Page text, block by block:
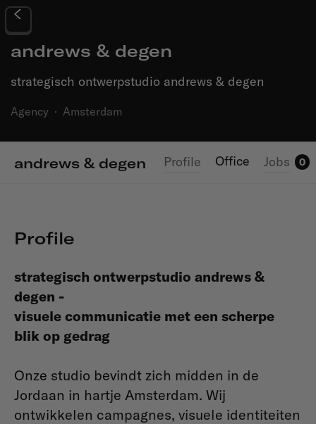
andrews & degen
strategisch ontwerpstudio andrews & degen
Agency · Amsterdam
andrews & degen Profile Office Jobs 0
Profile
strategisch ontwerpstudio andrews &
degen -
visuele communicatie met een scherpe
blik op gedrag
Onze studio bevindt zich midden in de
Jordaan in hartje Amsterdam. Wij
ontwikkelen campagnes, visuele identiteiten